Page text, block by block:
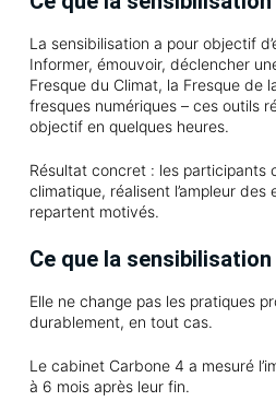
La sensibilisation a pour objectif
Informer, émouvoir, déclencher
Fresque du Climat, la Fresque de
fresques numériques – ces outils
objectif en quelques heures.
Résultat concret : les participants
climatique, réalisent l’ampleur des
repartent motivés.
Ce que la
Elle ne change pas les pratiques
durablement, en tout cas.
Le cabinet Carbone 4 a mesuré
à 6 mois après leur fin.